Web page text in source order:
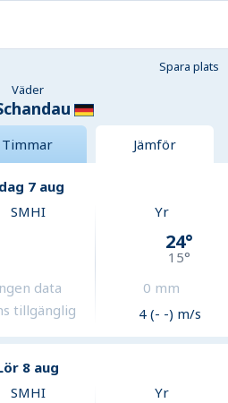
Spara plats
Väder
Timmar Jämför
7 aug
SMHI
data
tillgänglig
Yr
24°
15°
0 mm
4 (- -) m/s
8 aug
SMHI Yr